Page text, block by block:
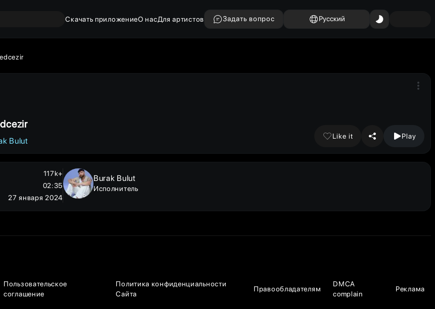
Скачать приложениеО насДля артистов Задать вопрос Русский
Bulut
Like it Play
117k+
02:35
27 января 2024
Burak Bulut
Исполнитель
Пользовательское
соглашение
Политика конфиденциальности
Сайта
Правообладателям
DMCA
complain
Реклама